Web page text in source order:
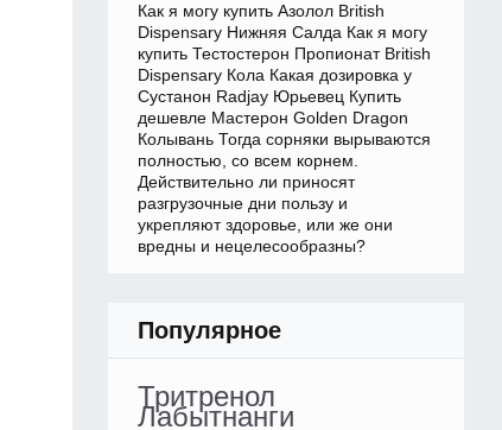
Как я могу купить Азолол British
Dispensary Нижняя Салда Как я могу
купить Тестостерон Пропионат British
Dispensary Кола Какая дозировка у
Сустанон Radjay Юрьевец Купить
дешевле Мастерон Golden Dragon
Колывань Тогда сорняки вырываются
полностью, со всем корнем.
Действительно ли приносят
разгрузочные дни пользу и
укрепляют здоровье, или же они
вредны и нецелесообразны?
Популярное
Тритренол
Лабытнанги